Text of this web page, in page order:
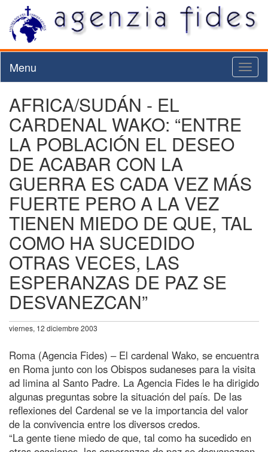
Menu
AFRICA/SUDÁN - EL
CARDENAL WAKO: “ENTRE
LA POBLACIÓN EL DESEO
DE ACABAR CON LA
GUERRA ES CADA VEZ MÁS
FUERTE PERO A LA VEZ
TIENEN MIEDO DE QUE, TAL
COMO HA SUCEDIDO
OTRAS VECES, LAS
ESPERANZAS DE PAZ SE
DESVANEZCAN”
viernes, 12 diciembre 2003
Roma (Agencia Fides) – El cardenal Wako, se encuentra
en Roma junto con los Obispos sudaneses para la visita
ad limina al Santo Padre. La Agencia Fides le ha dirigido
algunas preguntas sobre la situación del país. De las
reflexiones del Cardenal se ve la importancia del valor
de la convivencia entre los diversos credos.
“La gente tiene miedo de que, tal como ha sucedido en